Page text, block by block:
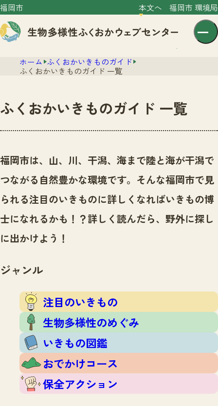
福岡市 本文へ 福岡市 環境局
センター紹介
センター紹介TOP
サイトポリシー
プライバシーポリシー
ニュースTOP
市の取組み
いきものガイド
いきものガイドTOP
注目のいきもの
生物多様性のめぐみ
保全アクション
イベント
いきもの調査隊
調査レポート
調査結果
ふくおかいきものマップ
マッチング
マッチングTOP
掲載申し込みフォーム
お問合せ
ホーム ふくおかいきものガイド
ふくおかいきものガイド 一覧
ふくおかいきものガイド 一覧
福岡市は、山、川、干潟、海まで陸と海が干潟で
つながる自然豊かな環境です。 そんな福岡市で見
られる注目のいきものに詳しくなればいきもの博
士になれるかも！？詳しく読んだら、野外に探し
に出かけよう！
ジャンル
注目のいきもの
生物多様性のめぐみ
いきもの図鑑
おでかけコース
保全アクション